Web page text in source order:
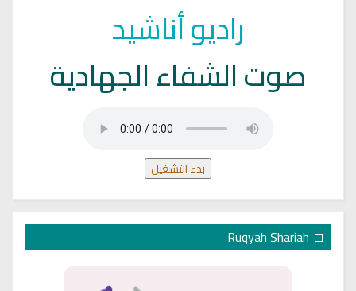
راديو أناشيد
صوت الشفاء الجهادية
بدء التشغيل